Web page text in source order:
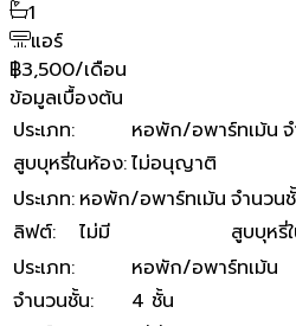
1
แอร์
฿3,500/เดือน
ข้อมูลเบื้องต้น
ประเภท: หอพัก/อพาร์ทเม้น
สูบบุหรี่ในห้อง:ไม่อนุญาติ
ประเภท: หอพัก/อพาร์ทเม้น จำนวน
ลิฟต์: ไม่มี สูบบุหรี่
ประเภท:
หอพัก/อพาร์ทเม้น
จำนวนชั้น:
4 ชั้น